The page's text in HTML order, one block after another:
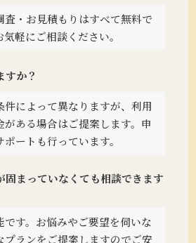
査・お見積もりはすべて無料で
軽にご相談ください。
すか？
件によって異なりますが、利用
ある場合はご提案します。 申
ートも行っています。
固まっていなくても相談できます
す。 お悩みやご要望を伺いな
プランをご提案しますのでご安